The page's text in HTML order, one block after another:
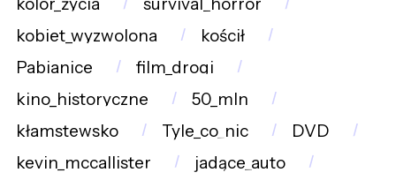
kobiet_wyzwolona
kościł
Pabianice
film_drogi
kino_historyczne
50_mln
kłamstewsko
Tyle_co_nic
DVD
kevin_mccallister
jadące_auto